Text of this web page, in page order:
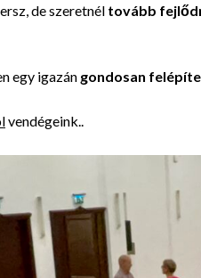
de szeretnél tovább
egy igazán gondosan
vendégeink..